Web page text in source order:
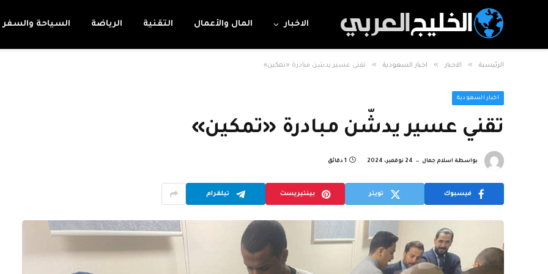
الاخبار المال والأعمال التقنية الرياضة السياحة والسفر
الرئيسية » الاخبار » اخبار السعودية » تقني عسير يدشّن مبادرة «تمكين»
اخبار السعودية
تقني عسير يدشّن مبادرة «تمكين»
بواسطة اسلام جمال 24 نوفمبر، 2024 1 دقائق
فيسبوك تويتر بينتيريست تيلقرام